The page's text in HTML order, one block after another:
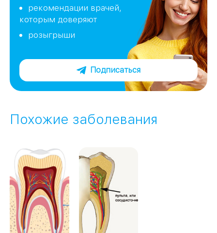
рекомендации врачей,
которым доверяют
розыгрыши
Подписаться
Похожие заболевания